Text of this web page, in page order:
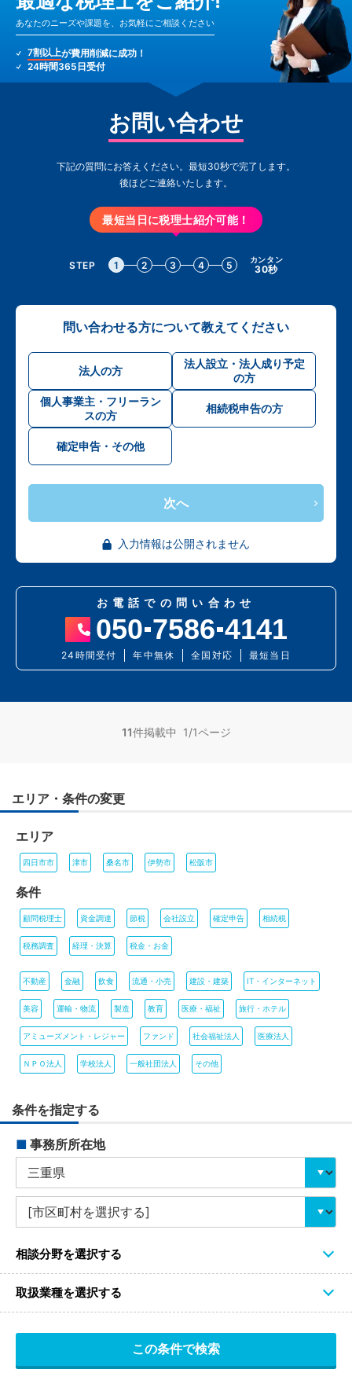
あなたのニーズや課題を、お気軽にご相談ください
7割以上が費用削減に成功！
24時間365日受付
お問い合わせ
下記の質問にお答えください。最短30秒で完了します。
後ほどご連絡いたします。
最短当日に税理士紹介可能！
STEP 1 2 3 4 5 カンタン
30秒
問い合わせる方について教えてください
法人の方
法人設立・法人成り予定
の方
個人事業主・フリーラン
スの方
相続税申告の方
確定申告・その他
次へ
入力情報は公開されません
お電話での問い合わせ
050 7586 4141
24時間受付 年中無休 全国対応 最短当日
11件掲載中 1/1ページ
エリア・条件の変更
エリア
四日市市 津市 桑名市 伊勢市 松阪市
条件
顧問税理士 資金調達 節税 会社設立 確定申告 相続税
税務調査 経理・決算 税金・お金
不動産 金融 飲食 流通・小売 建設・建築 IT・インターネット
美容 運輸・物流 製造 教育 医療・福祉 旅行・ホテル
アミューズメント・レジャー ファンド 社会福祉法人 医療法人
ＮＰＯ法人 学校法人 一般社団法人 その他
条件を指定する
■ 事務所所在地
相談分野を選択する
取扱業種を選択する